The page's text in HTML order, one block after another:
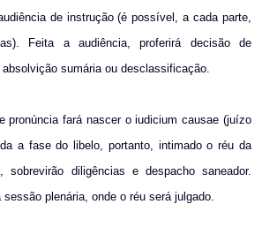
de instrução (é possível, a cada parte,
Feita a audiência, proferirá decisão de
sumária ou desclassificação.
pronúncia fará nascer o iudicium causae (juízo
a fase do libelo, portanto, intimado o réu da
sobrevirão diligências e despacho saneador.
plenária, onde o réu será julgado.